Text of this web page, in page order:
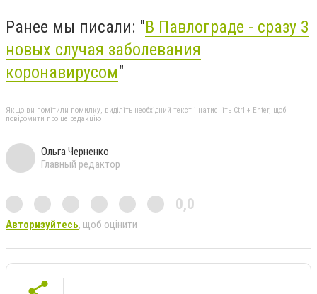
Ранее мы писали: "В Павлограде - сразу 3
новых случая заболевания
коронавирусом"
Якщо ви помітили помилку, виділіть необхідний текст і натисніть Ctrl + Enter, щоб
повідомити про це редакцію
Ольга Черненко
Главный редактор
0,0
Авторизуйтесь, щоб оцінити